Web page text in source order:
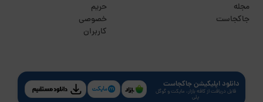
مجله
جاکجاست
حریم
خصوصی
کاربران
دانلود اپلیکیشن جاکجاست
قابل دریافت از کافه بازار، مایکت و گوگل
پلی